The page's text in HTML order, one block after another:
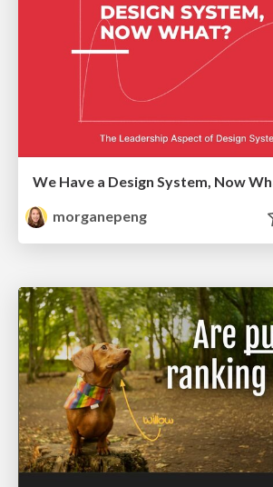
We Have a Design System, Now
morganepeng